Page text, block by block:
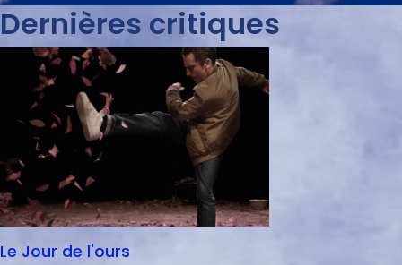
Dernières critiques
Le Jour de l'ours